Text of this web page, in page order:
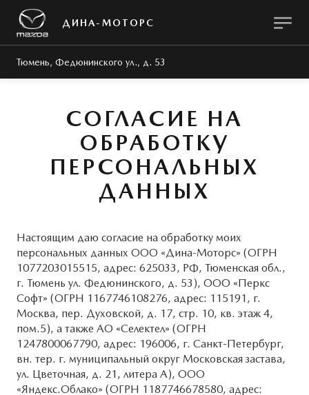
ДИНА-МОТОРС
Тюмень, Федюнинского ул., д. 53
МОДЕЛИ
MAZDA CX-5
MAZDA CX-50
ПОКУПАТЕЛЯМ
MAZDA ГАРАНТ
ВЛАДЕЛЬЦАМ
Техническое обслуживание
Поддержка клиентов
Для MAZDA старше 5-ти лет
Развал-схождение
ОБСЛУЖИВАНИЕ
ЗАПЧАСТИ
MZD OIL & PARTS
О КОМПАНИИ
История Mazda
Мультимедиа
Системы безопасности
Новости
КОНТАКТЫ
СОГЛАСИЕ НА
ОБРАБОТКУ
ПЕРСОНАЛЬНЫХ
ДАННЫХ
Настоящим даю согласие на обработку моих
персональных данных ООО «Дина-Моторс» (ОГРН
1077203015515, адрес: 625033, РФ, Тюменская обл.,
г. Тюмень ул. Федюнинского, д. 53), ООО «Перкс
Софт» (ОГРН 1167746108276, адрес: 115191, г.
Москва, пер. Духовской, д. 17, стр. 10, кв. этаж 4,
пом.5), а также АО «Селектел» (ОГРН
1247800067790, адрес: 196006, г. Санкт-Петербург,
вн. тер. г. муниципальный округ Московская застава,
ул. Цветочная, д. 21, литера А), ООО
«Яндекс.Облако» (ОГРН 1187746678580, адрес: